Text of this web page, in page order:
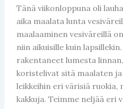
Tänä viikonloppuna oli
aika maalata lunta
maalaaminen vesiväreillä
niin aikuisille kuin
rakentaneet lumesta
koristelivat sitä maalaten
leikkeihin eri värisiä ruokia,
kakkuja. Teimme neljää eri